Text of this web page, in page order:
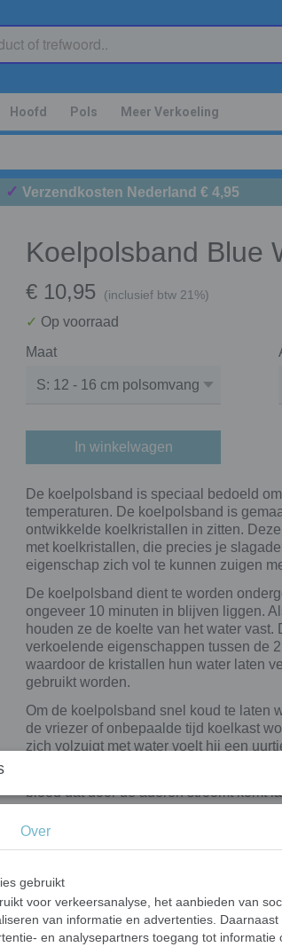
Hoofd Pols Meer Verkoeling
✓ Verzendkosten Nederland € 4,95
Koelpolsband Blue
€ 10,95 (inclusief btw 21%)
✓ Op voorraad
Maat
In winkelwagen
De koelpolsband is speciaal bedoeld
temperaturen. De koelpolsband is
ontwikkelde koelkristallen in zitten.
met koelkristallen, die precies je
eigenschap zich vol te kunnen zuigen
De koelpolsband dient te worden
ongeveer 10 minuten in blijven liggen.
houden ze de koelte van het water
verkoelende eigenschappen tussen de
waardoor de kristallen hun water laten
gebruikt worden.
Om de koelpolsband snel koud te laten
de vriezer of onbepaalde tijd koelkast
zich volzuigt met water voelt hij een
De koelpolsband koelt de aderen die
bloed dat door de aderen stroomt komt
bloed af. Het verkoelde bloed stroomt
lichaam afkoelt, hetzelfde effect als het
Je kunt de koelpolsband steeds
wasmiddel in koud of warm water zorgt
nieuw is!
Over
gebruikt
voor verkeersanalyse, het aanbieden van
van informatie en advertenties. Daarnaast
en analysepartners toegang tot informatie